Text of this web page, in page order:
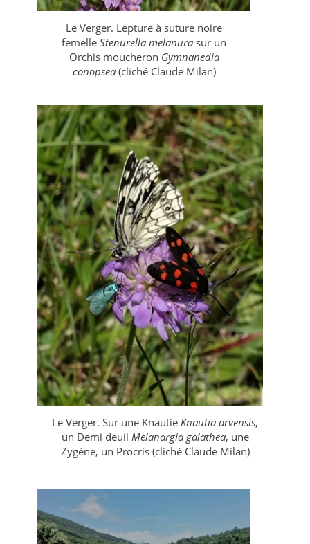
Le Verger. Lepture à suture noire
femelle Stenurella melanura sur un
Orchis moucheron Gymnanedia
conopsea(cliché Claude Milan)
Le Verger. Sur une Knautie Knautia arvensis,
un Demi deuil Melanargia galathea, une
Zygène, un Procris (cliché Claude Milan)